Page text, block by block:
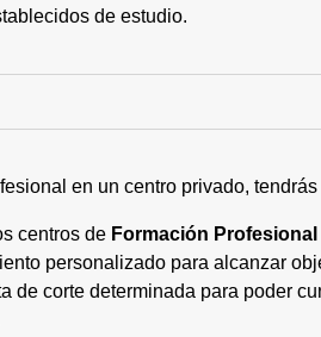
de estudio.
en un centro privado,
centros de Formación
personalizado para alcanzar
de corte determinada para poder